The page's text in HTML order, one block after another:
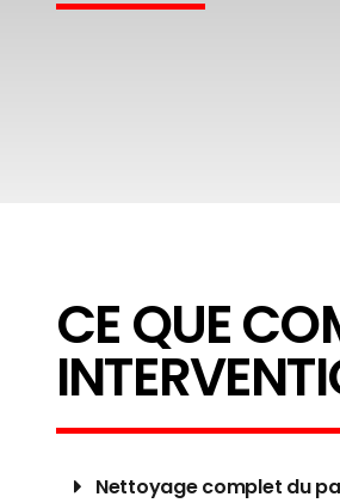
CE QUE
Nettoyage complet du